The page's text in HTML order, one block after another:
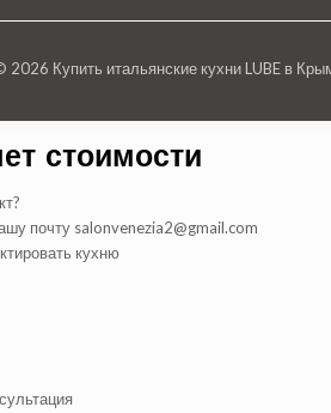
2026 Купить итальянские кухни LUBE в
стоимости
почту salonvenezia2@gmail.com
кухню